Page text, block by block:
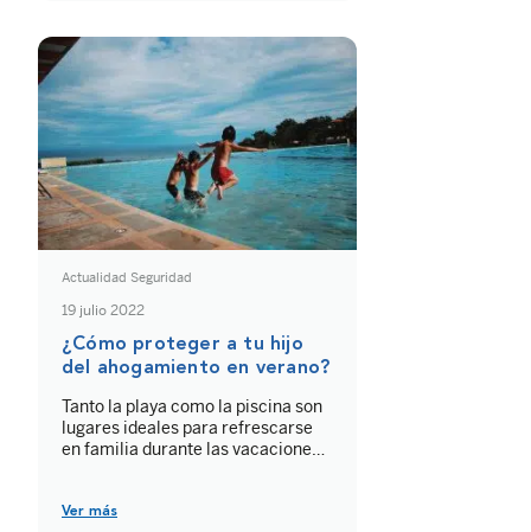
accidentes de tráfico. Te
animamos a que conozcas los […]
Actualidad Seguridad
19 julio 2022
¿Cómo proteger a tu hijo
del ahogamiento en verano?
Tanto la playa como la piscina son
lugares ideales para refrescarse
en familia durante las vacaciones
segura, hay una serie de
Ver más